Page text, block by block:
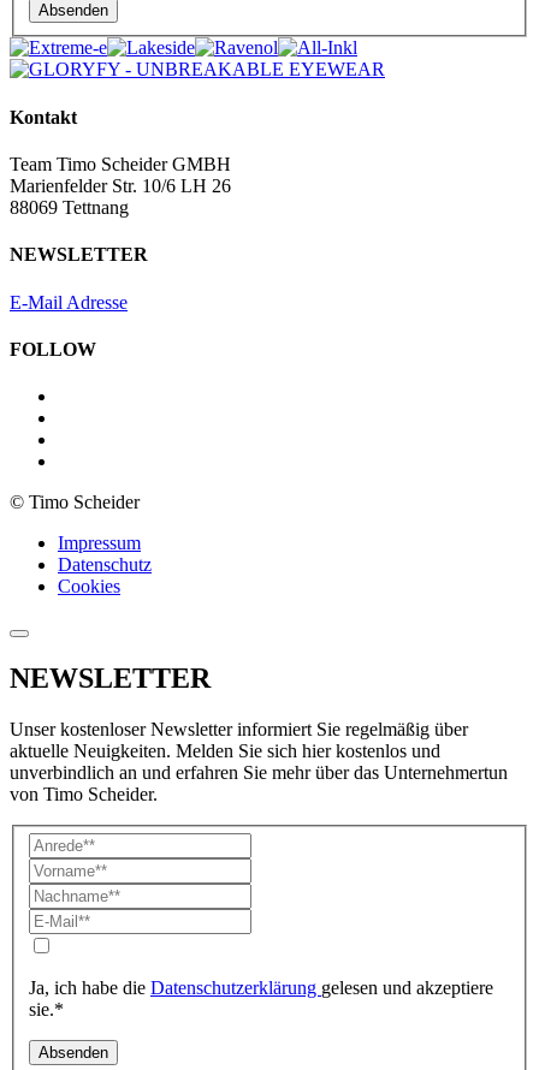
Absenden
Kontakt
Team Timo Scheider GMBH
Marienfelder Str. 10/6 LH 26
88069 Tettnang
NEWSLETTER
E-Mail Adresse
FOLLOW
© Timo Scheider
Impressum
Datenschutz
Cookies
NEWSLETTER
Unser kostenloser Newsletter informiert Sie regelmäßig über
aktuelle Neuigkeiten. Melden Sie sich hier kostenlos und
unverbindlich an und erfahren Sie mehr über das Unternehmertun
von Timo Scheider.
Ja, ich habe die Datenschutzerklärung gelesen und akzeptiere
sie.*
Absenden